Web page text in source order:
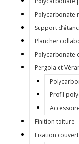
Polycarbonate
Support
Plancher
Polycarbonate
Pergola et
Profil
Finition toiture
Fixation